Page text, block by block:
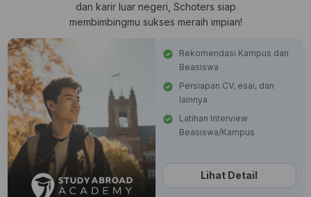
dan karir luar negeri, Schoters siap
membimbingmu sukses meraih impian!
Rekomendasi Kampus dan
Beasiswa
Persiapan CV, esai, dan
lainnya
Latihan Interview
Beasiswa/Kampus
Lihat Detail